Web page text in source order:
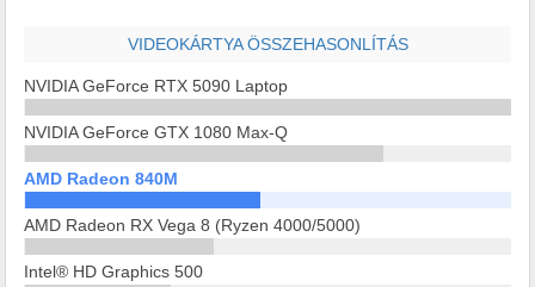
VIDEOKÁRTYA ÖSSZEHASONLÍTÁS
NVIDIA GeForce RTX 5090 Laptop
NVIDIA GeForce GTX 1080 Max-Q
AMD Radeon 840M
AMD Radeon RX Vega 8 (Ryzen 4000/5000)
Intel® HD Graphics 500